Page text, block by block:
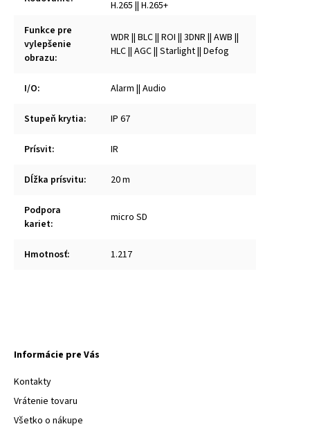
H.265 || H.265+
Funkce pre
vylepšenie
obrazu:
WDR || BLC || ROI || 3DNR || AWB ||
HLC || AGC || Starlight || Defog
I/O: Alarm || Audio
Stupeň krytia: IP 67
Prísvit: IR
Dĺžka prísvitu: 20 m
Podpora
kariet: micro SD
Hmotnosť: 1.217
Informácie pre Vás
Kontakty
Vrátenie tovaru
Všetko o nákupe